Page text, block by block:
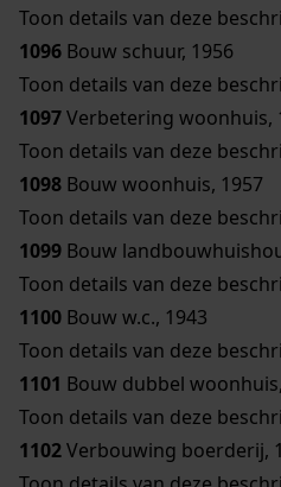
Toon details van deze
1096 Bouw schuur, 1956
Toon details van deze
1097Verbetering woonhuis,
Toon details van deze
1098 Bouw woonhuis, 1957
Toon details van deze
1099 Bouw
Toon details van deze
1100 Bouw w.c., 1943
Toon details van deze
1101 Bouw dubbel
Toon details van deze
1102Verbouwing boerderij,